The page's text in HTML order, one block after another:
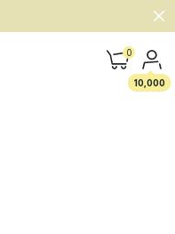
0
10,000